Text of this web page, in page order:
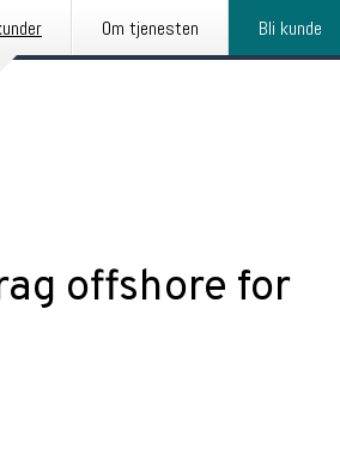
Om tjenesten Bli kunde
offshore for